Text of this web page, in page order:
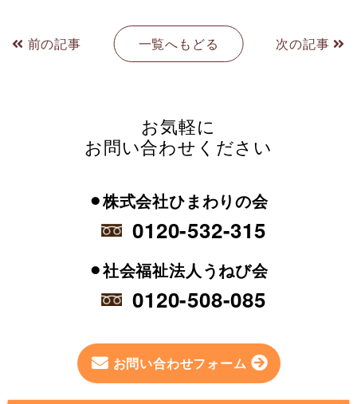
前の記事 一覧へもどる 次の記事
お気軽に
お問い合わせください
⚫︎株式会社ひまわりの会
0120-532-315
⚫︎社会福祉法人うねび会
0120-508-085
お問い合わせフォーム